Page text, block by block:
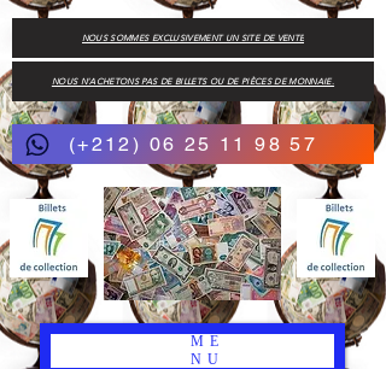
(+212) 06 25 11 98 57
ME
NU
NOUS N'ACHETONS PAS DE BILLETS OU DE PIÈCES DE MONNAIE.
NOUS SOMMES EXCLUSIVEMENT UN SITE DE VENTE